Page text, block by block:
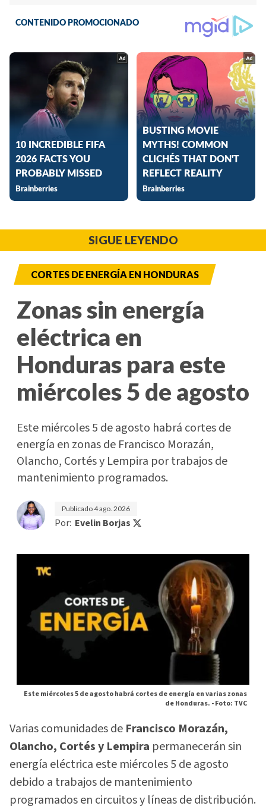
SIGUE LEYENDO
CORTES DE ENERGÍA EN HONDURAS
Zonas sin energía
eléctrica en
Honduras para este
miércoles 5 de agosto
Este miércoles 5 de agosto habrá cortes de
energía en zonas de Francisco Morazán,
Olancho, Cortés y Lempira por trabajos de
mantenimiento programados.
Publicado4 ago. 2026
Por: Evelin Borjas
Este miércoles 5 de agosto habrá cortes de energía en varias zonas
de Honduras. -Foto: TVC
Varias comunidades de Francisco Morazán,
Olancho, Cortés y Lempira permanecerán sin
energía eléctrica este miércoles 5 de agosto
debido a trabajos de mantenimiento
programados en circuitos y líneas de distribución.